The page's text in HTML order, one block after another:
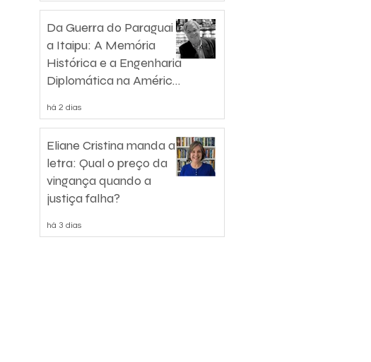
Da Guerra do Paraguai
a Itaipu: A Memória
Histórica e a Engenharia
Diplomática na América
há 2 dias
Eliane Cristina manda a
letra: Qual o preço da
vingança quando a
justiça falha?
há 3 dias